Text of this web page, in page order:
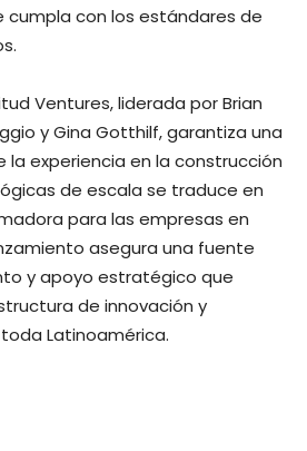
cumpla con los estándares de
Ventures, liderada por Brian
y Gina Gotthilf, garantiza una
la experiencia en la construcción
de escala se traduce en
para las empresas en
asegura una fuente
y apoyo estratégico que
de innovación y
Latinoamérica.